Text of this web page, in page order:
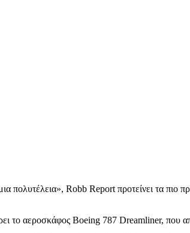
πολυτέλεια», Robb Report προτείνει τα πιο
το αεροσκάφος Boeing 787 Dreamliner, που